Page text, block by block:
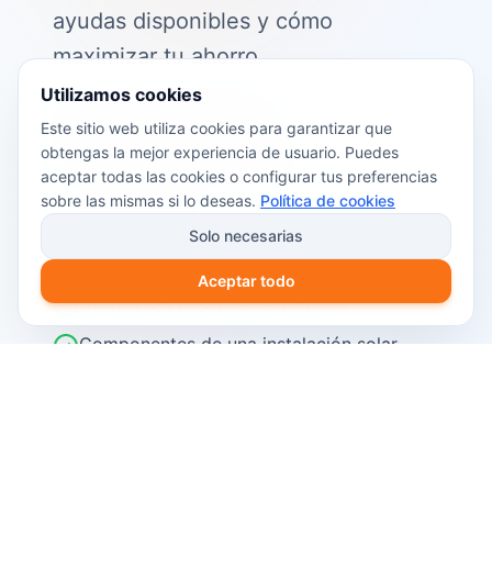
ayudas disponibles y cómo
maximizar tu ahorro.
📖 Contenido de la guía:
Cómo funciona el autoconsumo
fotovoltaico
Ayudas y subvenciones disponibles en
2026
Cálculo del retorno de inversión
Componentes de una instalación solar
Utilizamos cookies
Este sitio web utiliza cookies para garantizar que
obtengas la mejor experiencia de usuario. Puedes
aceptar todas las cookies o configurar tus preferencias
sobre las mismas si lo deseas. Política de cookies
Solo necesarias
Aceptar todo